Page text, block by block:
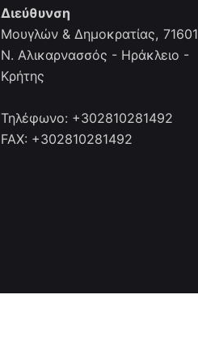
Διεύθυνση
Μουγλών & Δημοκρατίας, 71601
Ν. Αλικαρνασσός - Ηράκλειο -
Κρήτης
Τηλέφωνο: +302810281492
FAX: +302810281492